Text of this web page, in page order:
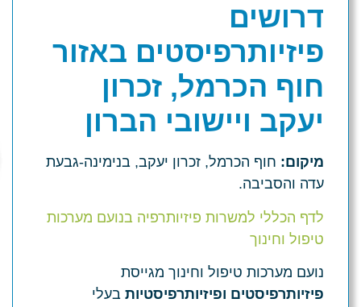
דרושים
פיזיותרפיסטים באזור
חוף הכרמל, זכרון
יעקב ויישובי הברון
מיקום: חוף הכרמל, זכרון יעקב, בנימינה-גבעת
עדה והסביבה.
לדף הכללי למשרות פיזיותרפיה בנועם מערכות
טיפול וחינוך
נועם מערכות טיפול וחינוך מגייסת
פיזיותרפיסטים ופיזיותרפיסטיות בעלי